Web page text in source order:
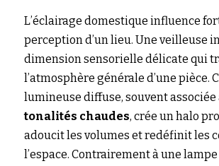
L’éclairage domestique influence
perception d’un lieu. Une veilleuse
dimension sensorielle délicate qui
l’atmosphère générale d’une pièce.
tonalités chaudes, crée un halo
adoucit les volumes et redéfinit les
l’espace. Contrairement à une